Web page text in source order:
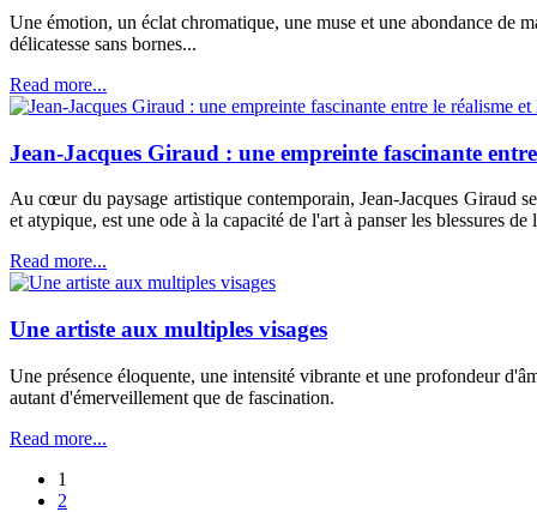
Une émotion, un éclat chromatique, une muse et une abondance de
délicatesse sans bornes...
Read more...
Jean-Jacques Giraud : une empreinte fascinante
Au cœur du paysage artistique contemporain, Jean-Jacques Giraud
et atypique, est une ode à la capacité de l'art à panser les blessures
Read more...
Une artiste aux multiples visages
Une présence éloquente, une intensité vibrante et une profondeur
autant d'émerveillement que de fascination.
Read more...
1
2